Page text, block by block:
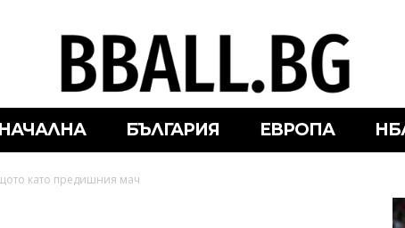
НАЧАЛНА БЪЛГАРИЯ ЕВРОПА
като предишния мач